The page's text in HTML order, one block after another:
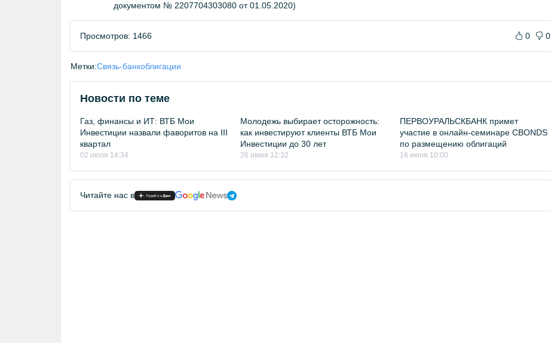
документом № 2207704303080 от 01.05.2020)
Просмотров: 1466 0 0
Метки:Связь-банкоблигации
Новости по теме
Газ, финансы и ИТ: ВТБ Мои
Инвестиции назвали фаворитов на III
квартал
02 июля 14:34
Молодежь выбирает осторожность:
как инвестируют клиенты ВТБ Мои
Инвестиции до 30 лет
26 июня 12:32
ПЕРВОУРАЛЬСКБАНК примет
участие в онлайн-семинаре CBONDS
по размещению облигаций
16 июня 10:00
Читайте нас в